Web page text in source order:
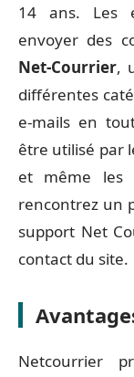
14 ans. Les
envoyer des
Net-Courrier,
différentes
e-mails en
être utilisé par
et même les
rencontrez un
support Net
contact du site.
Netcourrier